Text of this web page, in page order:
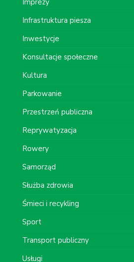
Infrastruktura piesza
Inwestycje
Konsultacje społeczne
Kultura
Parkowanie
Przestrzeń publiczna
Reprywatyzacja
Rowery
Samorząd
Służba zdrowia
Śmieci i recykling
Sport
Transport publiczny
Usługi